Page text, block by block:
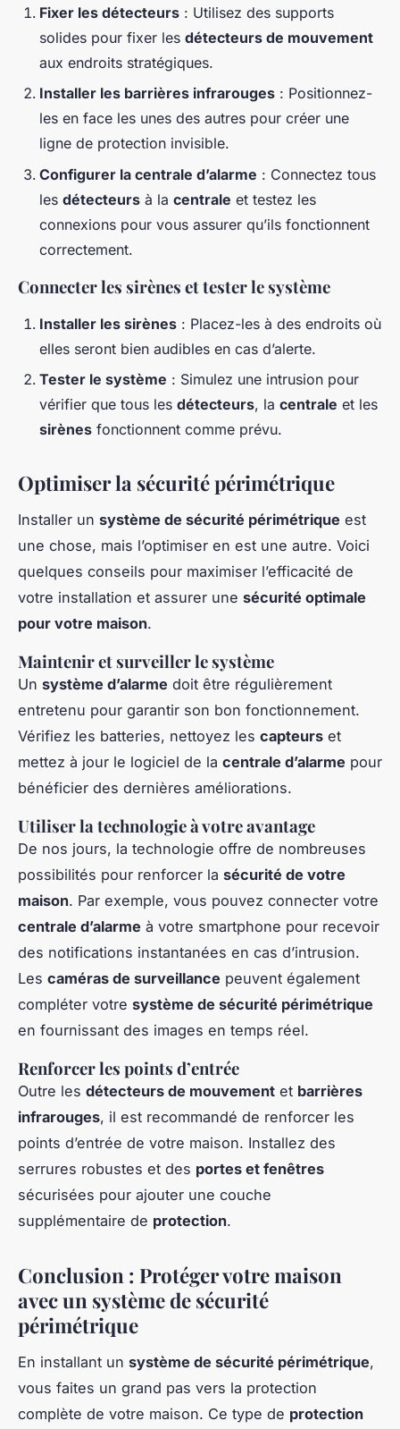
Fixer les détecteurs : Utilisez des supports
solides pour fixer les détecteurs de mouvement
aux endroits stratégiques.
Installer les barrières infrarouges : Positionnez-
les en face les unes des autres pour créer une
ligne de protection invisible.
Configurer la centrale d’alarme : Connectez tous
les détecteurs à la centrale et testez les
connexions pour vous assurer qu’ils fonctionnent
correctement.
Connecter les sirènes et tester le système
Installer les sirènes : Placez-les à des endroits où
elles seront bien audibles en cas d’alerte.
Tester le système : Simulez une intrusion pour
vérifier que tous les détecteurs, la centrale et les
sirènes fonctionnent comme prévu.
Optimiser la sécurité périmétrique
Installer un système de sécurité périmétrique est
une chose, mais l’optimiser en est une autre. Voici
quelques conseils pour maximiser l’efficacité de
votre installation et assurer une sécurité optimale
pour votre maison.
Maintenir et surveiller le système
Un système d’alarme doit être régulièrement
entretenu pour garantir son bon fonctionnement.
Vérifiez les batteries, nettoyez les capteurs et
mettez à jour le logiciel de la centrale d’alarme pour
bénéficier des dernières améliorations.
Utiliser la technologie à votre avantage
De nos jours, la technologie offre de nombreuses
possibilités pour renforcer la sécurité de votre
maison. Par exemple, vous pouvez connecter votre
centrale d’alarme à votre smartphone pour recevoir
des notifications instantanées en cas d’intrusion.
Les caméras de surveillance peuvent également
compléter votre système de sécurité périmétrique
en fournissant des images en temps réel.
Renforcer les points d’entrée
Outre les détecteurs de mouvement et barrières
infrarouges, il est recommandé de renforcer les
points d’entrée de votre maison. Installez des
serrures robustes et des portes et fenêtres
sécurisées pour ajouter une couche
supplémentaire de protection.
Conclusion : Protéger votre maison
avec un système de sécurité
périmétrique
En installant un système de sécurité périmétrique,
vous faites un grand pas vers la protection
complète de votre maison. Ce type de protection